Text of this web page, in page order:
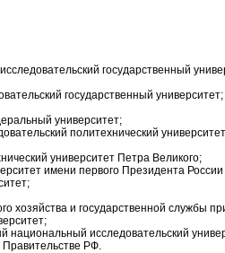
государственный
государственный университет;
университет;
политехнический
университет Петра Великого;
имени первого Президента
хозяйства и государственной службы
национальный исследовательский
РФ.